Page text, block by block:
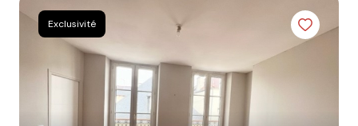
Contact
Exclusivité